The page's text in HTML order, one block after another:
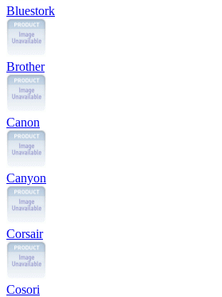
Bluestork
Brother
Canon
Canyon
Corsair
Cosori